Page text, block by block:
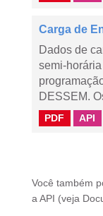
Carga de
Dados de
semi-
DESSEM.
PDF API
Você também
a API (veja